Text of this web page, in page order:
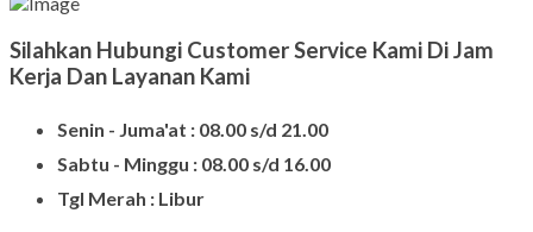
Silahkan Hubungi Customer Service Kami Di Jam
Kerja Dan Layanan Kami
Senin - Juma'at : 08.00 s/d 21.00
Sabtu - Minggu : 08.00 s/d 16.00
Tgl Merah : Libur